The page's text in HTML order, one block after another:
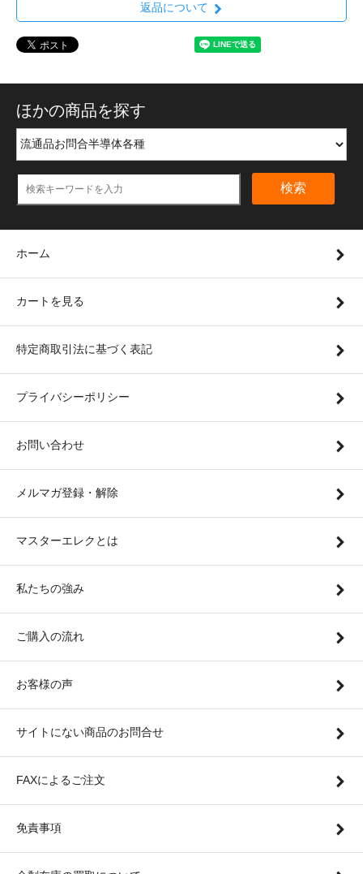
返品について
ほかの商品を探す
検索
ホーム
カートを見る
特定商取引法に基づく表記
プライバシーポリシー
お問い合わせ
メルマガ登録・解除
マスターエレクとは
私たちの強み
ご購入の流れ
お客様の声
サイトにない商品のお問合せ
FAXによるご注文
免責事項